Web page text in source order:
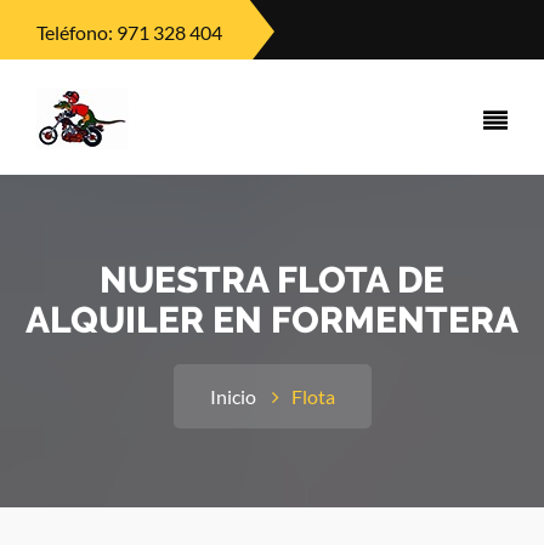
Teléfono: 971 328 404
NUESTRA FLOTA DE
ALQUILER EN FORMENTERA
Inicio Flota